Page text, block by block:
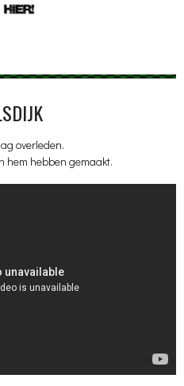
overleden.
hem hebben gemaakt.